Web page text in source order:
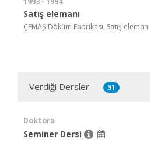
Satış elemanı
ÇEMAŞ Döküm Fabrikası, Satış elemanı
Verdiği Dersler 51
Doktora
Seminer Dersi